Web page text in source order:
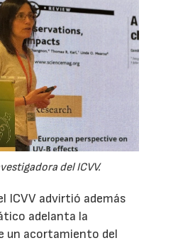
del ICVV.
ICVV advirtió además
adelanta la
un acortamiento del